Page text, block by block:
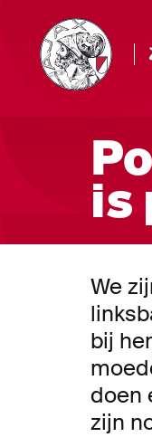
is
We
bij
doen
zijn